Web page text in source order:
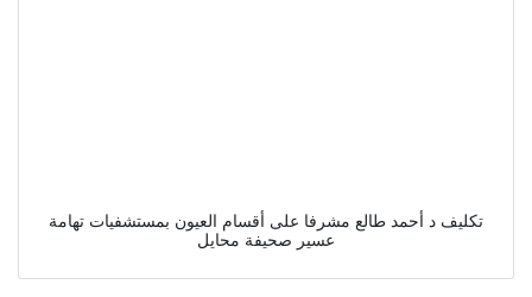
تكليف د أحمد طالع مشرفا على أقسام العيون بمستشفيات تهامة
عسير صحيفة محايل